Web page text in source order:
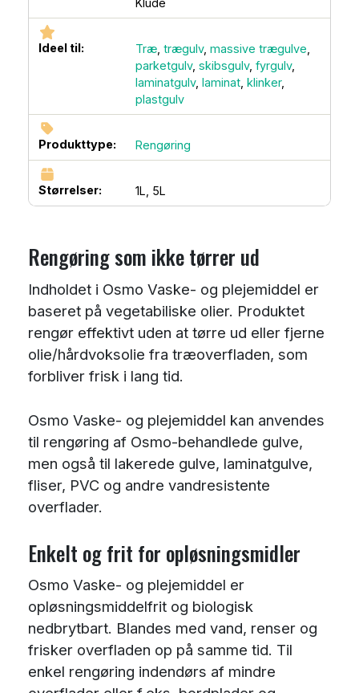
Klude
Ideel til: Træ, trægulv, massive trægulve,
parketgulv, skibsgulv, fyrgulv,
laminatgulv, laminat, klinker,
plastgulv
Produkttype: Rengøring
Størrelser: 1L, 5L
Rengøring som ikke tørrer ud
Indholdet i Osmo Vaske- og plejemiddel er
baseret på vegetabiliske olier. Produktet
rengør effektivt uden at tørre ud eller fjerne
olie/hårdvoksolie fra træoverfladen, som
forbliver frisk i lang tid.
Osmo Vaske- og plejemiddel kan anvendes
til rengøring af Osmo-behandlede gulve,
men også til lakerede gulve, laminatgulve,
fliser, PVC og andre vandresistente
overflader.
Enkelt og frit for opløsningsmidler
Osmo Vaske- og plejemiddel er
opløsningsmiddelfrit og biologisk
nedbrytbart. Blandes med vand, renser og
frisker overfladen op på samme tid. Til
enkel rengøring indendørs af mindre